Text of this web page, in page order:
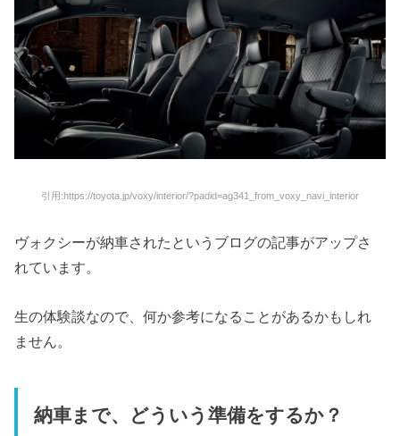
引用:https://toyota.jp/voxy/interior/?padid=ag341_from_voxy_navi_interior
ヴォクシーが納車されたというブログの記事がアップさ
れています。
生の体験談なので、何か参考になることがあるかもしれ
ません。
納車まで、どういう準備をするか？